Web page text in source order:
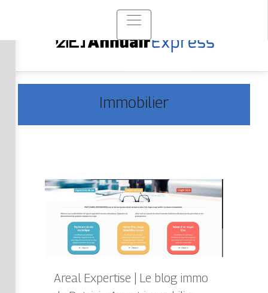
Immobilier
Areal Expertise | Le blog immo